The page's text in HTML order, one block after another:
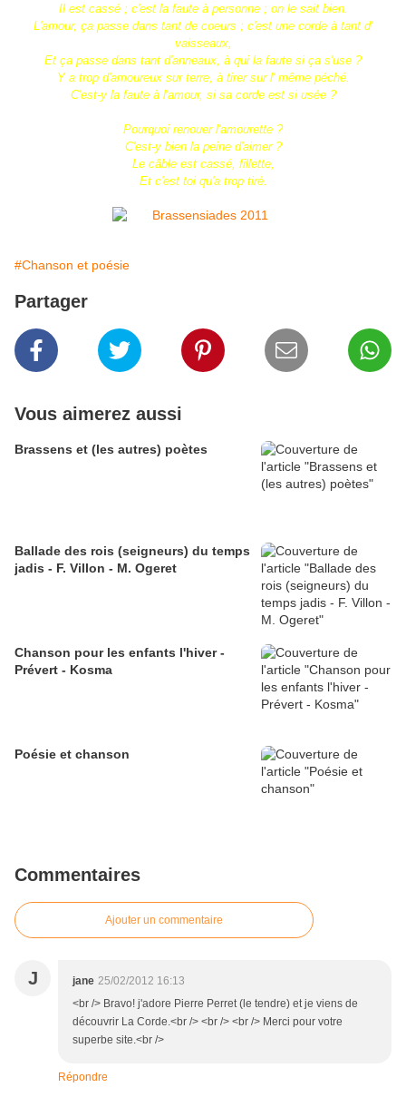
Il est cassé ; c'est la faute à personne ; on le sait bien.
L'amour, ça passe dans tant de coeurs ; c'est une corde à tant d'
vaisseaux,
Et ça passe dans tant d'anneaux, à qui la faute si ça s'use ?
Y a trop d'amoureux sur terre, à tirer sur l' même péché.
C'est-y la faute à l'amour, si sa corde est si usée ?
Pourquoi renouer l'amourette ?
C'est-y bien la peine d'aimer ?
Le câble est cassé, fillette,
Et c'est toi qu'a trop tiré.
#Chanson et poésie
Partager
Vous aimerez aussi
Brassens et (les autres) poètes
Ballade des rois (seigneurs) du temps
jadis - F. Villon - M. Ogeret
Chanson pour les enfants l'hiver -
Prévert - Kosma
Poésie et chanson
Commentaires
Ajouter un commentaire
J jane 25/02/2012 16:13
<br /> Bravo! j'adore Pierre Perret (le tendre) et je viens de
découvrir La Corde.<br /> <br /> <br /> Merci pour votre
superbe site.<br />
Répondre